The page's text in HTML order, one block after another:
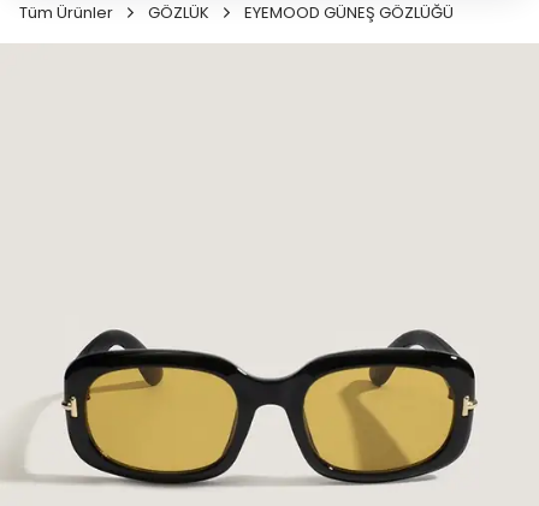
Tüm Ürünler GÖZLÜK EYEMOOD GÜNEŞ GÖZLÜĞÜ